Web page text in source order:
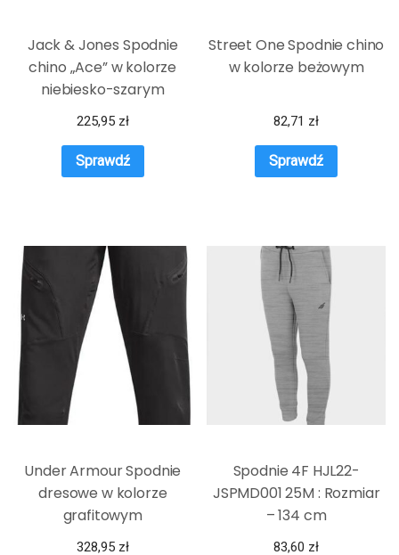
Jack & Jones Spodnie
chino „Ace” w kolorze
niebiesko-szarym
225,95 zł
Sprawdź
Street One Spodnie chino
w kolorze beżowym
82,71 zł
Sprawdź
Under Armour Spodnie
dresowe w kolorze
grafitowym
328,95 zł
Spodnie 4F HJL22-
JSPMD001 25M : Rozmiar
– 134 cm
83,60 zł